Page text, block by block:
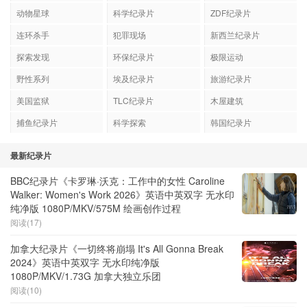
动物星球
科学纪录片
ZDF纪录片
连环杀手
犯罪现场
新西兰纪录片
探索发现
环保纪录片
极限运动
野性系列
埃及纪录片
旅游纪录片
美国监狱
TLC纪录片
木屋建筑
捕鱼纪录片
科学探索 韩国纪录片
最新纪录片
BBC纪录片《卡罗琳·沃克：工作中的女性 Caroline
Walker: Women's Work 2026》英语中英双字 无水印
纯净版 1080P/MKV/575M 绘画创作过程
阅读(17)
加拿大纪录片《一切终将崩塌 It's All Gonna Break
2024》英语中英双字 无水印纯净版
1080P/MKV/1.73G 加拿大独立乐团
阅读(10)